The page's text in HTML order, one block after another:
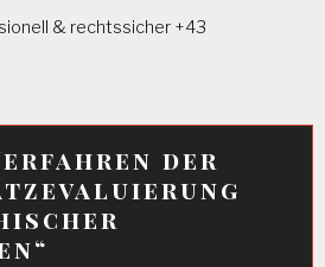
& rechtssicher +43
der